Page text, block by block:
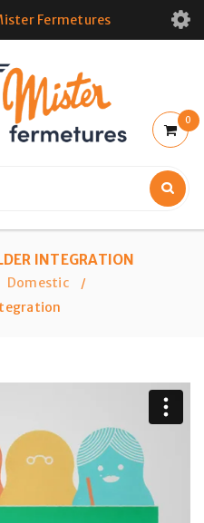
Fermetures
0
INTEGRATION
Domestic /